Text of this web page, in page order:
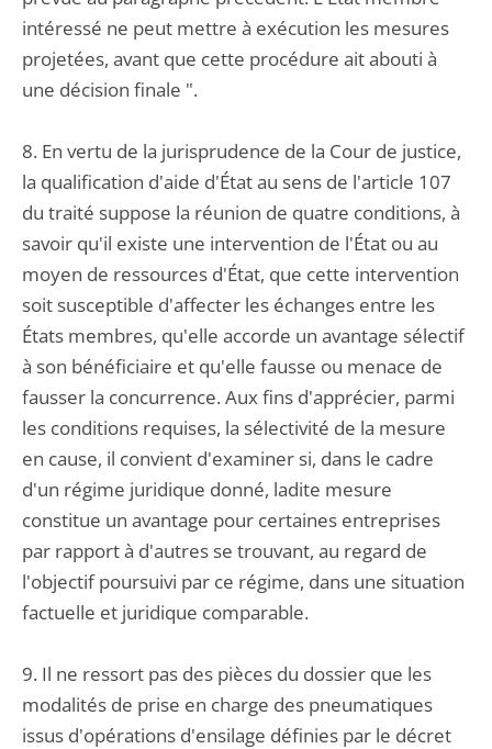
intéressé ne peut mettre à exécution les mesures
projetées, avant que cette procédure ait abouti à
une décision finale ".
8. En vertu de la jurisprudence de la Cour de justice,
la qualification d'aide d'État au sens de l'article 107
du traité suppose la réunion de quatre conditions, à
savoir qu'il existe une intervention de l'État ou au
moyen de ressources d'État, que cette intervention
soit susceptible d'affecter les échanges entre les
États membres, qu'elle accorde un avantage sélectif
à son bénéficiaire et qu'elle fausse ou menace de
fausser la concurrence. Aux fins d'apprécier, parmi
les conditions requises, la sélectivité de la mesure
en cause, il convient d'examiner si, dans le cadre
d'un régime juridique donné, ladite mesure
constitue un avantage pour certaines entreprises
par rapport à d'autres se trouvant, au regard de
l'objectif poursuivi par ce régime, dans une situation
factuelle et juridique comparable.
9. Il ne ressort pas des pièces du dossier que les
modalités de prise en charge des pneumatiques
issus d'opérations d'ensilage définies par le décret